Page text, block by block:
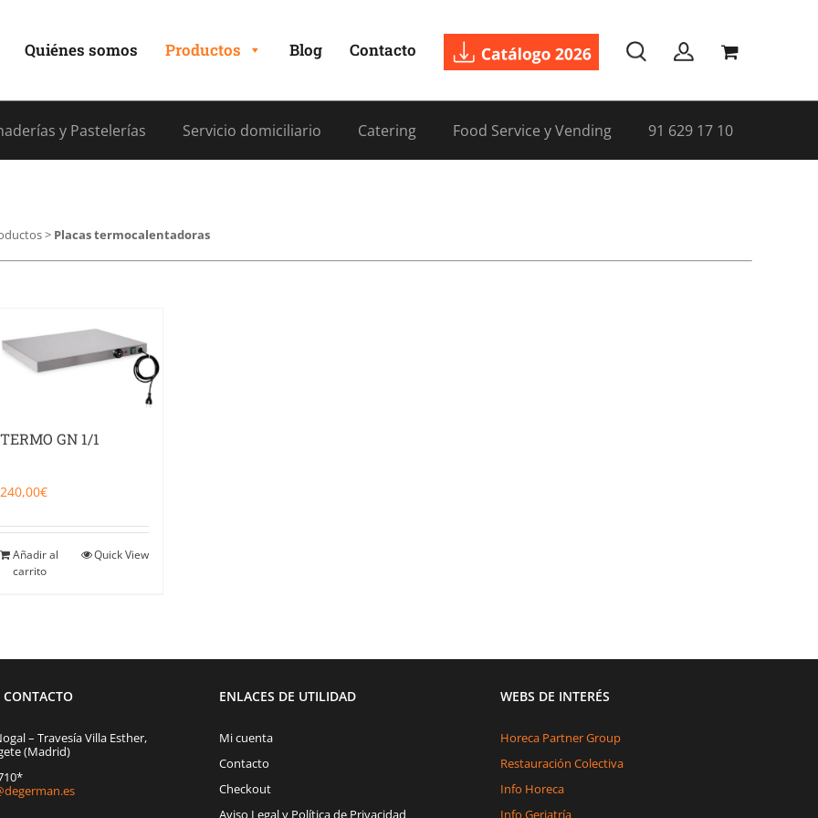
Quiénes somos Productos Blog Contacto
y Pastelerías Servicio domiciliario Catering Food Service y Vending 91 629 17 10
> Placas termocalentadoras
TERMO GN 1/1
240,00€
Añadir al
carrito
Quick View
CONTACTO
– Travesía Villa Esther,
(Madrid)
ENLACES DE UTILIDAD
Mi cuenta
Contacto
Checkout
WEBS DE INTERÉS
Horeca Partner Group
Restauración Colectiva
Info Horeca